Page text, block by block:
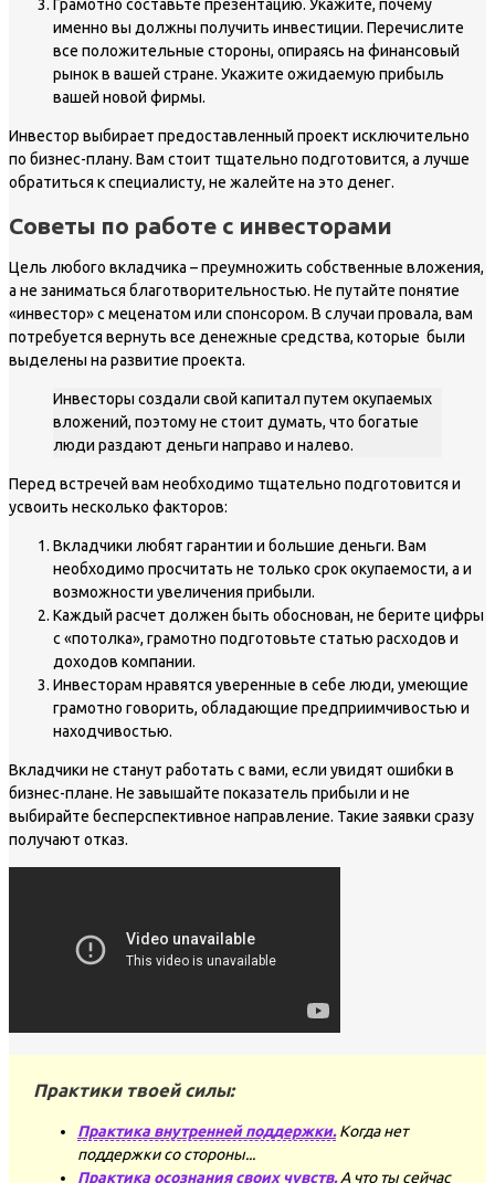
Грамотно составьте презентацию. Укажите, почему
именно вы должны получить инвестиции. Перечислите
все положительные стороны, опираясь на финансовый
рынок в вашей стране. Укажите ожидаемую прибыль
вашей новой фирмы.
Инвестор выбирает предоставленный проект исключительно
по бизнес-плану. Вам стоит тщательно подготовится, а лучше
обратиться к специалисту, не жалейте на это денег.
Советы по работе с инвесторами
Цель любого вкладчика – преумножить собственные вложения,
а не заниматься благотворительностью. Не путайте понятие
«инвестор» с меценатом или спонсором. В случаи провала, вам
потребуется вернуть все денежные средства, которые были
выделены на развитие проекта.
Инвесторы создали свой капитал путем окупаемых
вложений, поэтому не стоит думать, что богатые
люди раздают деньги направо и налево.
Перед встречей вам необходимо тщательно подготовится и
усвоить несколько факторов:
Вкладчики любят гарантии и большие деньги. Вам
необходимо просчитать не только срок окупаемости, а и
возможности увеличения прибыли.
Каждый расчет должен быть обоснован, не берите цифры
с «потолка», грамотно подготовьте статью расходов и
доходов компании.
Инвесторам нравятся уверенные в себе люди, умеющие
грамотно говорить, обладающие предприимчивостью и
находчивостью.
Вкладчики не станут работать с вами, если увидят ошибки в
бизнес-плане. Не завышайте показатель прибыли и не
выбирайте бесперспективное направление. Такие заявки сразу
получают отказ.
Практики твоей силы:
Практика внутренней поддержки.Когда нет
поддержки со стороны...
Практика осознания своих чувств.А что ты сейчас